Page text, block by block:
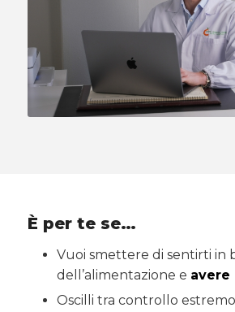
È per te se…
Vuoi smettere di sentirti in
dell’alimentazione e avere
Oscilli tra controllo